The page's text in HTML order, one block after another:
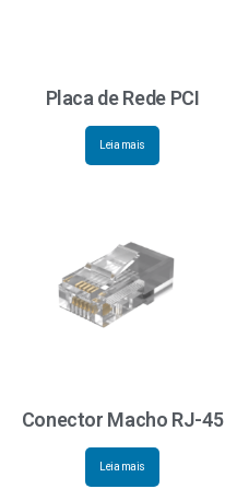
Placa de Rede PCI
Leia mais
Conector Macho RJ-45
Leia mais